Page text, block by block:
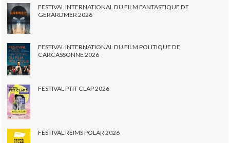
FESTIVAL INTERNATIONAL DU FILM FANTASTIQUE DE
GERARDMER 2026
FESTIVAL INTERNATIONAL DU FILM POLITIQUE DE
CARCASSONNE 2026
FESTIVAL PTIT CLAP 2026
FESTIVAL REIMS POLAR 2026